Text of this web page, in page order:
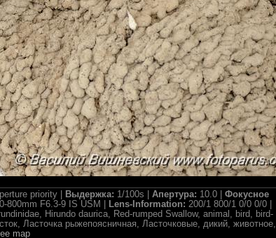
priority | Выдержка: 1/100s | Апертура: 10.0 | Фокусное
800mm F6.3-9 IS USM | Lens-Information: 200/1 800/1 0/0 0/0 |
Hirundo daurica, Red-rumped Swallow, animal, bird, bird-
Ласточка рыжепоясничная, Ласточковые, дикий, животное,
map